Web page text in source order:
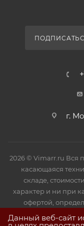
г.
2026 © Vimarr.ru Вся
касающаяся
складе,
характер и ни при
офертой,
Данный веб-сайт